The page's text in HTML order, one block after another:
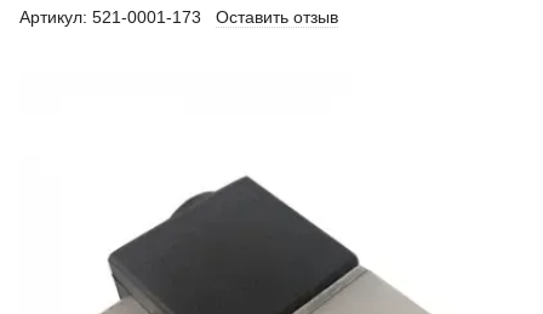
Артикул: 521-0001-173 Оставить отзыв